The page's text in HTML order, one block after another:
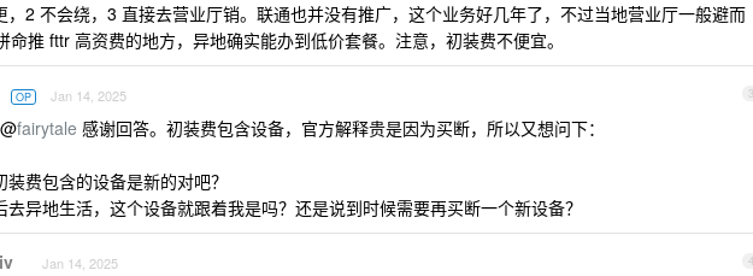
，2 不会绕，3 直接去营业厅销。联通也并没有推广，这个业务好几年了，不过当地营业厅一般避而
命推 fttr 高资费的地方，异地确实能办到低价套餐。注意，初装费不便宜。
3
OP Jan 14, 2025
@fairytale 感谢回答。初装费包含设备，官方解释贵是因为买断，所以又想问下：
装费包含的设备是新的对吧？
去异地生活，这个设备就跟着我是吗？还是说到时候需要再买断一个新设备？
4
Jan 14, 2025